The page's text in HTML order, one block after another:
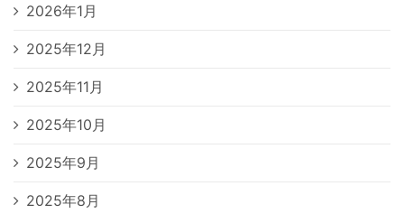
2026年1月
2025年12月
2025年11月
2025年10月
2025年9月
2025年8月